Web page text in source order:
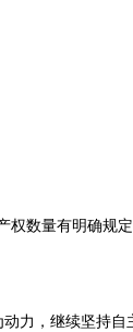
数量有明确规
，继续坚持